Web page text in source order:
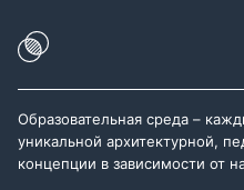
Образовательная среда –
уникальной архитектурной,
концепции в зависимости от